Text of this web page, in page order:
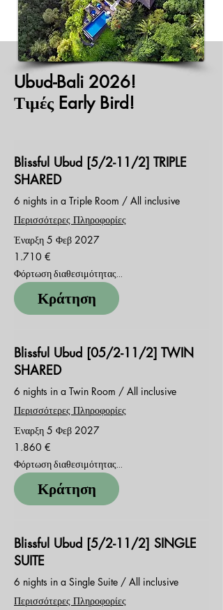
Ubud-Bali 2026!
Τιμές Early Bird!
Blissful Ubud [5/2-11/2] TRIPLE
SHARED
6 nights in a Triple Room / All inclusive
Περισσότερες Πληροφορίες
Έναρξη 5 Φεβ 2027
1.710
ευρώ
1.710 €
Φόρτωση διαθεσιμότητας...
Κράτηση
Blissful Ubud [05/2-11/2] TWIN
SHARED
6 nights in a Twin Room / All inclusive
Περισσότερες Πληροφορίες
Έναρξη 5 Φεβ 2027
1.860
ευρώ
1.860 €
Φόρτωση διαθεσιμότητας...
Κράτηση
Blissful Ubud [5/2-11/2] SINGLE
SUITE
6 nights in a Single Suite / All inclusive
Περισσότερες Πληροφορίες